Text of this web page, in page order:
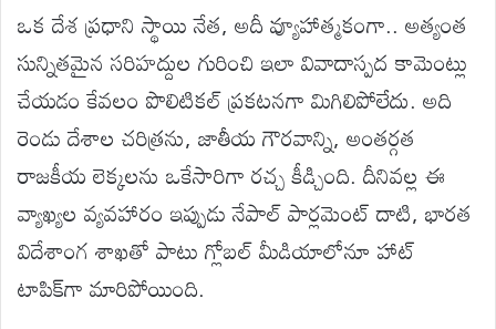
ఒక దేశ ప్రధాని స్థాయి నేత, అదీ వ్యూహాత్మకంగా.. అత్యంత
సున్నితమైన సరిహద్దుల గురించి ఇలా వివాదాస్పద కామెంట్లు
చేయడం కేవలం పొలిటికల్ ప్రకటనగా మిగిలిపోలేదు. అది
రెండు దేశాల చరిత్రను, జాతీయ గౌరవాన్ని, అంతర్గత
రాజకీయ లెక్కలను ఒకేసారిగా రచ్చ కీడ్చింది. దీనివల్ల ఈ
వ్యాఖ్యల వ్యవహారం ఇప్పుడు నేపాల్ పార్లమెంట్‌ దాటి, భారత
విదేశాంగ శాఖతో పాటు గ్లోబల్ మీడియాలోనూ హాట్
టాపిక్‌గా మారిపోయింది.